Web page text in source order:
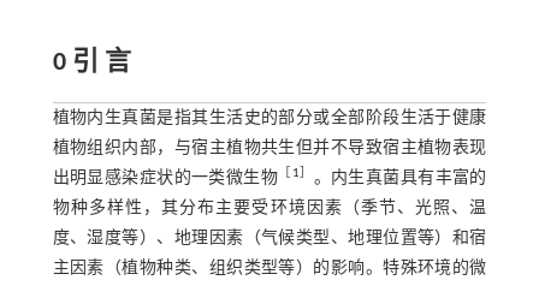
0 引 言
植物内生真菌是指其生活史的部分或全部阶段生活于健康
植物组织内部，与宿主植物共生但并不导致宿主植物表现
出明显感染症状的一类微生物
1
。内生真菌具有丰富的
物种多样性，其分布主要受环境因素（季节、光照、温
度、湿度等）、地理因素（气候类型、地理位置等）和宿
主因素（植物种类、组织类型等）的影响。特殊环境的微